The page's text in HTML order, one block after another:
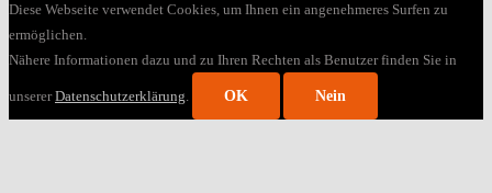
Diese Webseite verwendet Cookies, um Ihnen ein angenehmeres Surfen zu
ermöglichen.
Nähere Informationen dazu und zu Ihren Rechten als Benutzer finden Sie in
unsererDatenschutzerklärung. OK Nein